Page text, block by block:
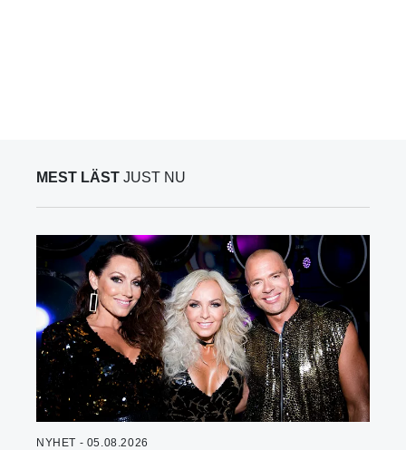
MEST LÄST JUST NU
NYHET - 05.08.2026